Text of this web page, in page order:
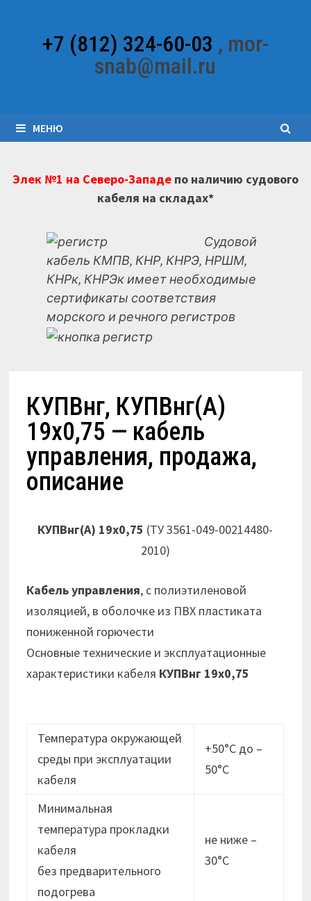
содержимому+7 (812) 324-60-03 , mor-
snab@mail.ru
МЕНЮ
Элек №1 на Северо-Западепо наличию судового
кабеля на складах*
Судовой
кабель КМПВ, КНР, КНРЭ, НРШМ,
КНРк, КНРЭк имеет необходимые
сертификаты соответствия
морского и речного регистров
КУПВнг, КУПВнг(А)
19х0,75 — кабель
управления, продажа,
описание
КУПВнг(А) 19х0,75 (ТУ 3561-049-00214480-
2010)
Кабель управления, с полиэтиленовой
изоляцией, в оболочке из ПВХ пластиката
пониженной горючести
Основные технические и эксплуатационные
характеристики кабеля КУПВнг 19х0,75
Температура окружающей
среды при эксплуатации
кабеля
+50°С до –
50°С
Минимальная
температура прокладки
кабеля
без предварительного
подогрева
не ниже –
30°C